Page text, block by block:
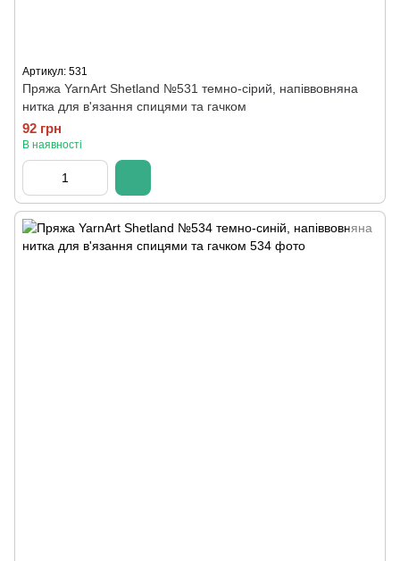
Артикул: 531
Пряжа YarnArt Shetland №531 темно-сірий, напіввовняна
нитка для в'язання спицями та гачком
92 грн
В наявності